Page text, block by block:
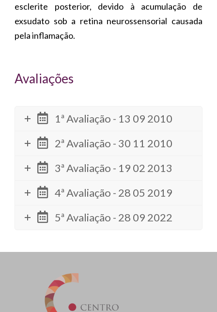
esclerite posterior, devido à acumulação de
exsudato sob a retina neurossensorial causada
pela inflamação.
Avaliações
1ª Avaliação - 13 09 2010
2ª Avaliação - 30 11 2010
3ª Avaliação - 19 02 2013
4ª Avaliação - 28 05 2019
5ª Avaliação - 28 09 2022